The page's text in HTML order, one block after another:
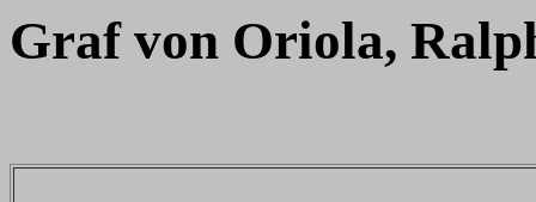
Graf von Oriola,